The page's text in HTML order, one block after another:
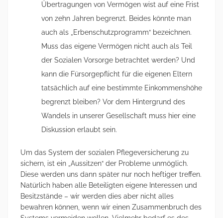
Übertragungen von Vermögen wist auf eine Frist
von zehn Jahren begrenzt. Beides könnte man
auch als „Erbenschutzprogramm“ bezeichnen.
Muss das eigene Vermögen nicht auch als Teil
der Sozialen Vorsorge betrachtet werden? Und
kann die Fürsorgepflicht für die eigenen Eltern
tatsächlich auf eine bestimmte Einkommenshöhe
begrenzt bleiben? Vor dem Hintergrund des
Wandels in unserer Gesellschaft muss hier eine
Diskussion erlaubt sein.
Um das System der sozialen Pflegeversicherung zu
sichern, ist ein „Aussitzen“ der Probleme unmöglich.
Diese werden uns dann später nur noch heftiger treffen.
Natürlich haben alle Beteiligten eigene Interessen und
Besitzstände – wir werden dies aber nicht alles
bewahren können, wenn wir einen Zusammenbruch des